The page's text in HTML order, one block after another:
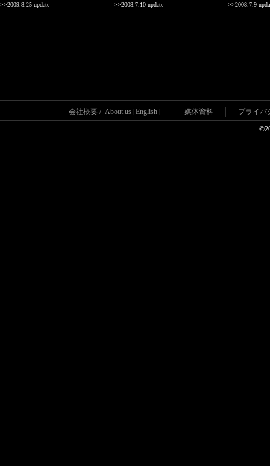
>>2009.8.25 update >>2008.7.10 update >>2008.7.9
会社概要 / About us [English] 媒体資料 プライバ